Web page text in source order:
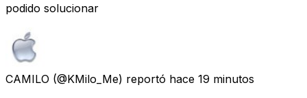
podido solucionar
CAMILO (@KMilo_Me) reportó hace 19 minutos